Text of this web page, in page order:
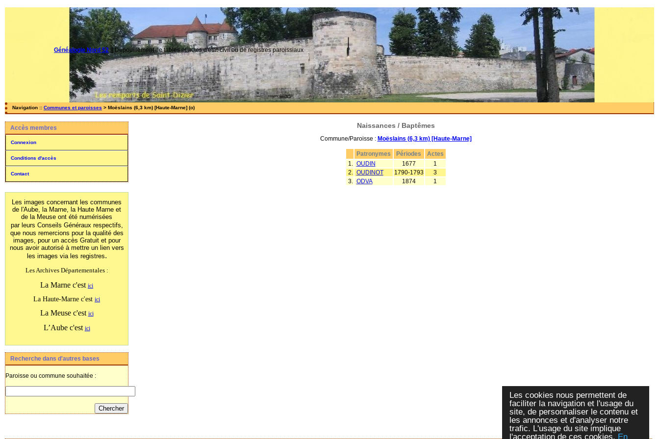
Les cookies nous permettent de
faciliter la navigation et l'usage du
site, de personnaliser le contenu et
les annonces et d'analyser notre
trafic. L'usage du site implique
l'acceptation de ces cookies. En
Généalogie Nord 52|| Dépouillement de tables et actes d'état-civil ou de registres paroissiaux
Navigation :: Communes et paroisses > Moëslains (6,3 km) [Haute-Marne] (o)
Accès membres
Connexion
Conditions d'accès
Contact
Les images concernant les communes
de l'Aube, la Marne, la Haute Marne et
de la Meuse ont été numérisées
par leurs Conseils Généraux respectifs,
que nous remercions pour la qualité des
images, pour un accès Gratuit et pour
nous avoir autorisé à mettre un lien vers
les images via les registres.
Les Archives Départementales :
La Marne c'est ici
La Haute-Marne c'est ici
La Meuse c'est ici
L’Aube c'est ici
Recherche dans d'autres bases
Paroisse ou commune souhaitée :
Naissances / Baptêmes
Commune/Paroisse : Moëslains (6,3 km) [Haute-Marne]
Patronymes Périodes
Actes
1. OUDIN 1677
1
2. OUDINOT 1790-1793
3
3. ODVA 1874 1